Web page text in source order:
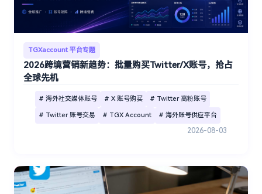
TGXaccount 平台专题
2026跨境营销新趋势：批量购买Twitter/X账号，抢占
全球先机
# 海外社交媒体账号 # X 账号购买 # Twitter 高粉账号
# Twitter 账号交易 # TGX Account # 海外账号供应平台
2026-08-03